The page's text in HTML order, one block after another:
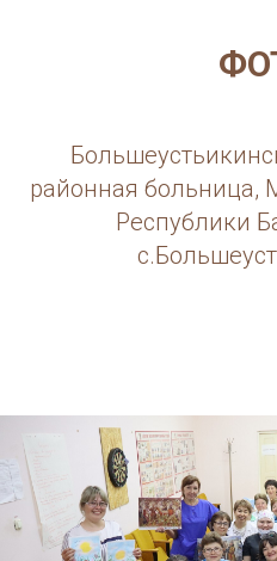
районная больница,
Республики